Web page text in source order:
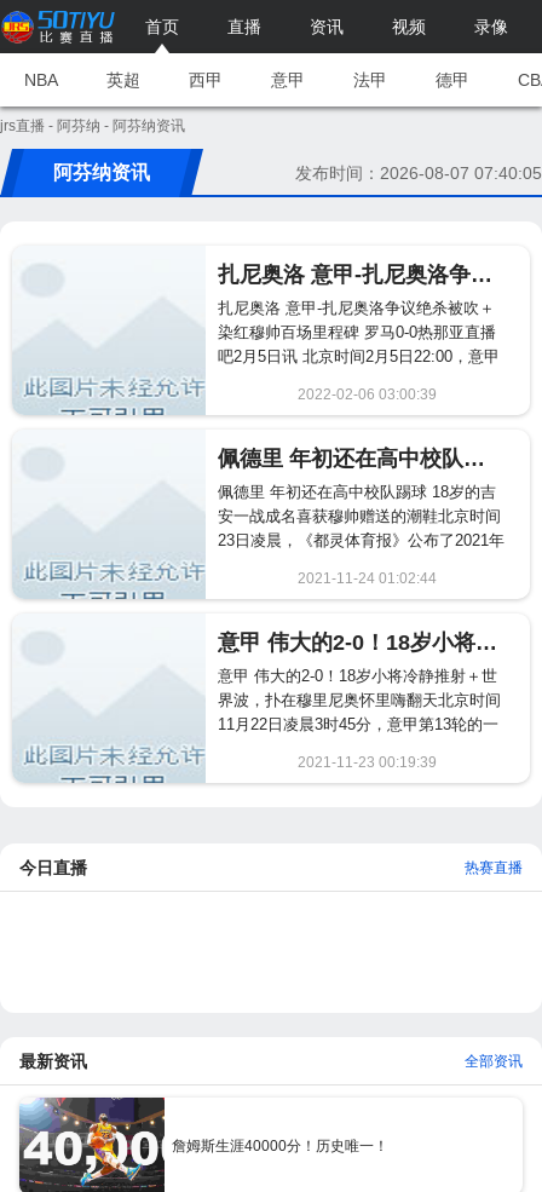
首页 直播 资讯 视频 录像
NBA 英超 西甲 意甲 法甲 德甲
jrs直播 - 阿芬纳 - 阿芬纳资讯
阿芬纳资讯 发布时间：2026-08-07 07:40:05
扎尼奥洛 意甲-扎尼奥洛争议绝杀被吹＋染红穆帅百场里程碑 罗马0-0热那亚
扎尼奥洛 意甲-扎尼奥洛争议绝杀被吹＋
染红穆帅百场里程碑 罗马0-0热那亚直播
吧2月5日讯 北京时间2月5日22:00，意甲
2022-02-06 03:00:39
583
佩德里 年初还在高中校队踢球 18岁的吉安一战成名喜获穆帅赠送的潮鞋
佩德里 年初还在高中校队踢球 18岁的吉
安一战成名喜获穆帅赠送的潮鞋北京时间
23日凌晨，《都灵体育报》公布了2021年
2021-11-24 01:02:44
1487
意甲 伟大的2-0！18岁小将冷静推射＋世界波，扑在穆里尼奥怀里嗨翻天
意甲 伟大的2-0！18岁小将冷静推射＋世
界波，扑在穆里尼奥怀里嗨翻天北京时间
11月22日凌晨3时45分，意甲第13轮的一
2021-11-23 00:19:39
863
今日直播 热赛直播
最新资讯 全部资讯
詹姆斯生涯40000分！历史唯一！